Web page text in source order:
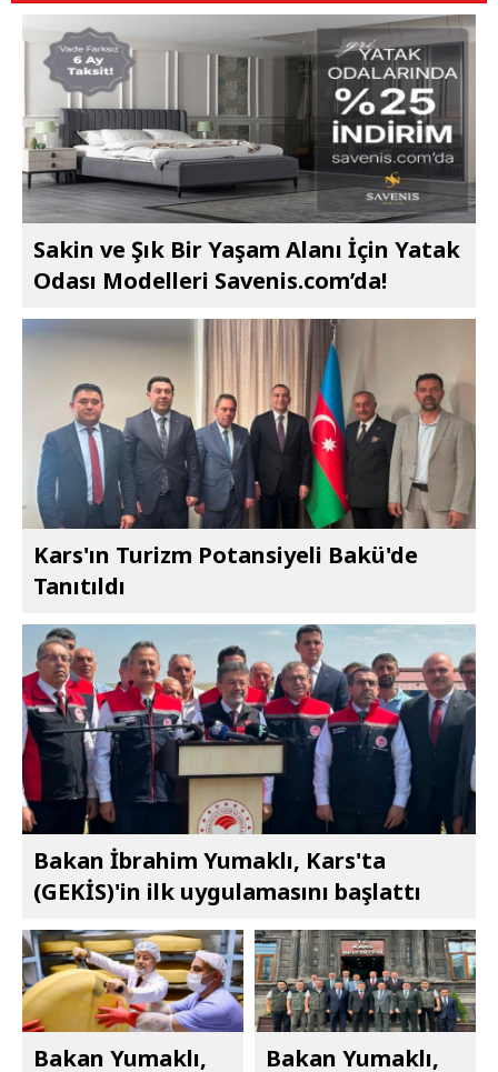
Sakin ve Şık Bir Yaşam Alanı İçin Yatak
Odası Modelleri Savenis.com’da!
Kars'ın Turizm Potansiyeli Bakü'de
Tanıtıldı
Bakan İbrahim Yumaklı, Kars'ta
(GEKİS)'in ilk uygulamasını başlattı
Bakan Yumaklı, Bakan Yumaklı,